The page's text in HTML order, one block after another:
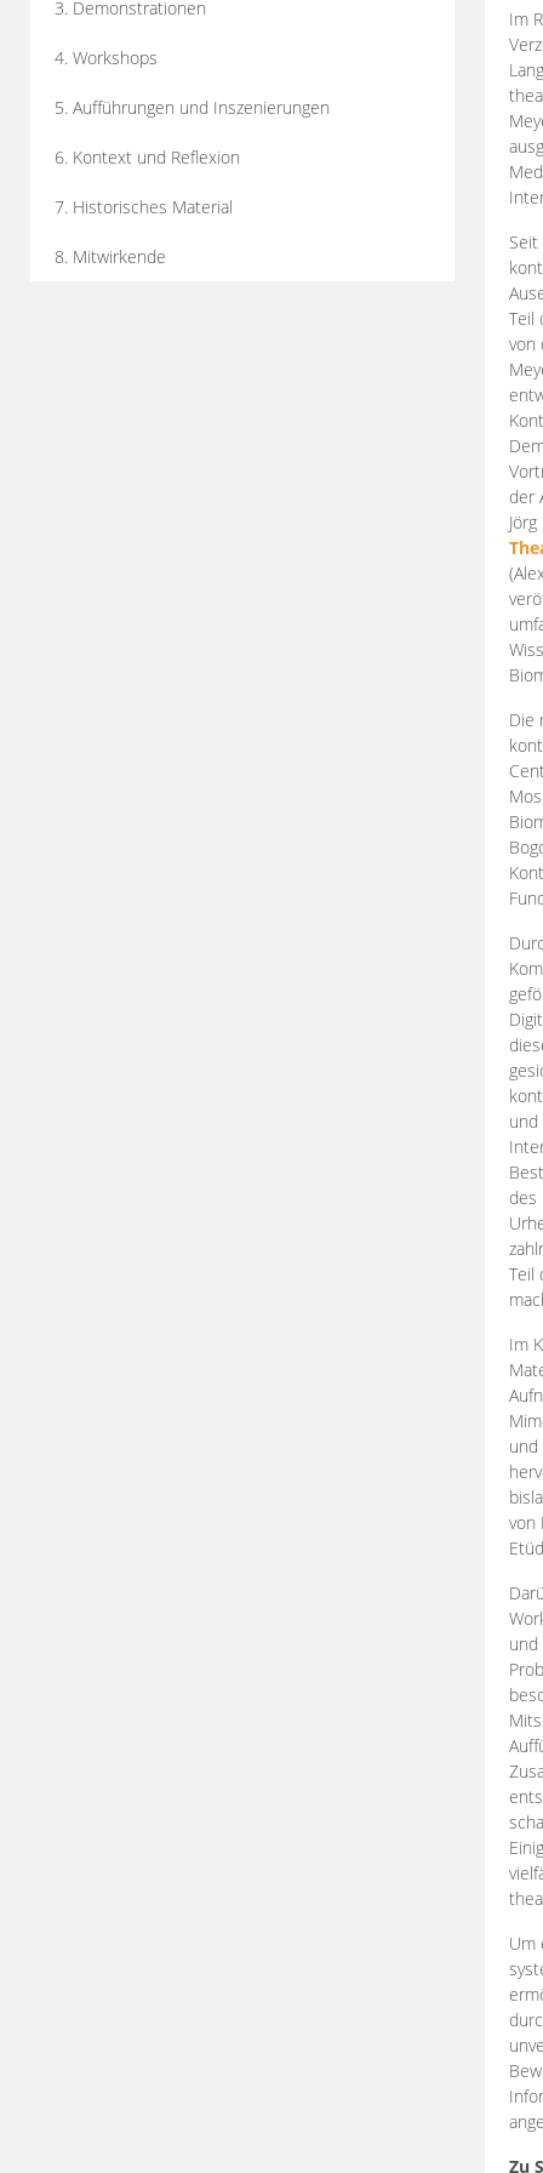
3. Demonstrationen
4. Workshops
5. Aufführungen und Inszenierungen
6. Kontext und Reflexion
7. Historisches Material
8. Mitwirkende
Im
Teil
von
der
Die
des
Teil
Im
und
von
und
Um
Zu